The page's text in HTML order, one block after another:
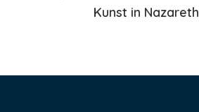
Kunst in Nazareth